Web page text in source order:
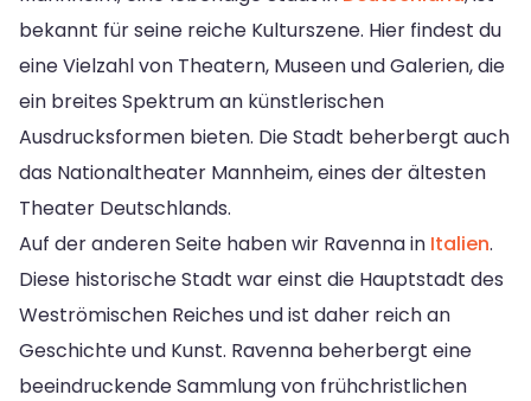
bekannt für seine reiche Kulturszene. Hier findest du
eine Vielzahl von Theatern, Museen und Galerien, die
ein breites Spektrum an künstlerischen
Ausdrucksformen bieten. Die Stadt beherbergt auch
das Nationaltheater Mannheim, eines der ältesten
Theater Deutschlands.
Auf der anderen Seite haben wir Ravenna in Italien.
Diese historische Stadt war einst die Hauptstadt des
Weströmischen Reiches und ist daher reich an
Geschichte und Kunst. Ravenna beherbergt eine
beeindruckende Sammlung von frühchristlichen